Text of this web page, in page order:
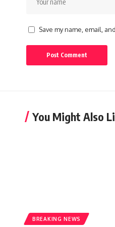
Save my name, email,
You Might Also
BREAKING NEWS